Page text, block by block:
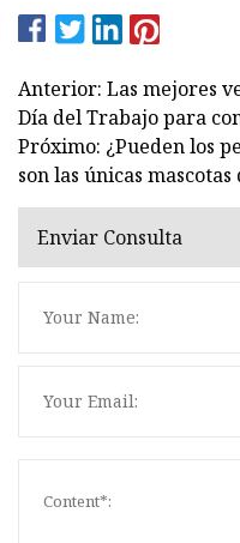
Anterior: Las mejores
Día del Trabajo para
Próximo: ¿Pueden los
son las únicas
Enviar Consulta